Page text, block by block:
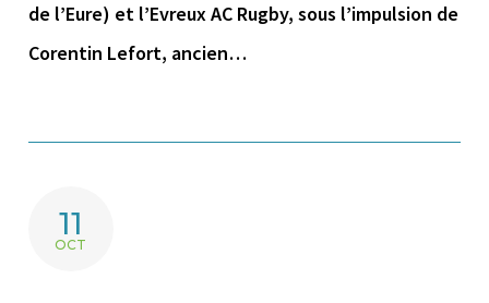
de l’Eure) et l’Evreux AC Rugby, sous l’impulsion de
Corentin Lefort, ancien…
11
OCT